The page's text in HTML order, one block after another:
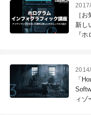
［
新し
『
「
ィゾ